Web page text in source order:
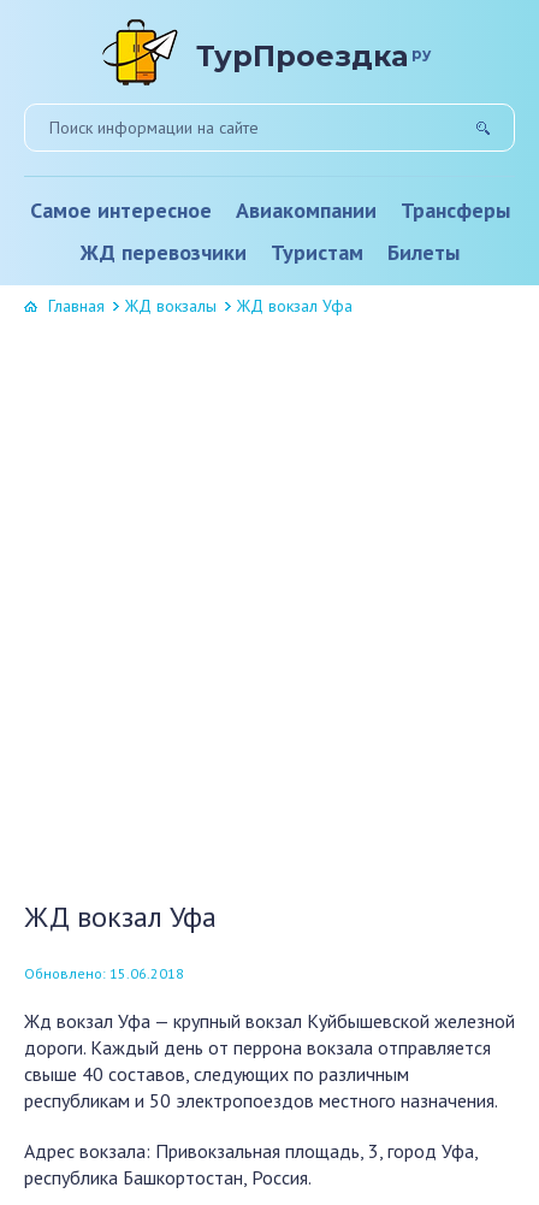
ТурПроездка ру
Самое интересное Авиакомпании
Трансферы
ЖД перевозчики
Туристам Билеты
Главная ЖД вокзалы ЖД вокзал Уфа
ЖД вокзал Уфа
Обновлено: 15.06.2018
Жд вокзал Уфа — крупный вокзал Куйбышевской железной
дороги. Каждый день от перрона вокзала отправляется
свыше 40 составов, следующих по различным
республикам и 50 электропоездов местного назначения.
Адрес вокзала: Привокзальная площадь, 3, город Уфа,
республика Башкортостан, Россия.